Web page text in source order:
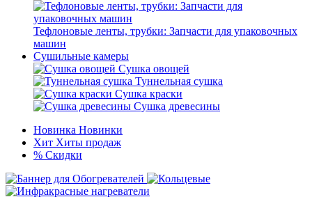
Тефлоновые ленты, трубки: Запчасти для упаковочных
машин
Сушильные камеры
Сушка овощей
Туннельная сушка
Сушка краски
Сушка древесины
Новинка Новинки
Хит Хиты продаж
% Скидки